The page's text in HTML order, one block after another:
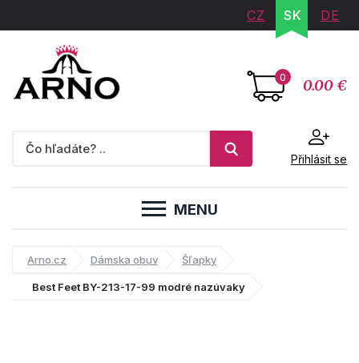
CZ SK DE
0 0.00 €
Přihlásit se
MENU
Arno.cz Dámska obuv Šľapky
Best Feet BY-213-17-99 modré nazúvaky